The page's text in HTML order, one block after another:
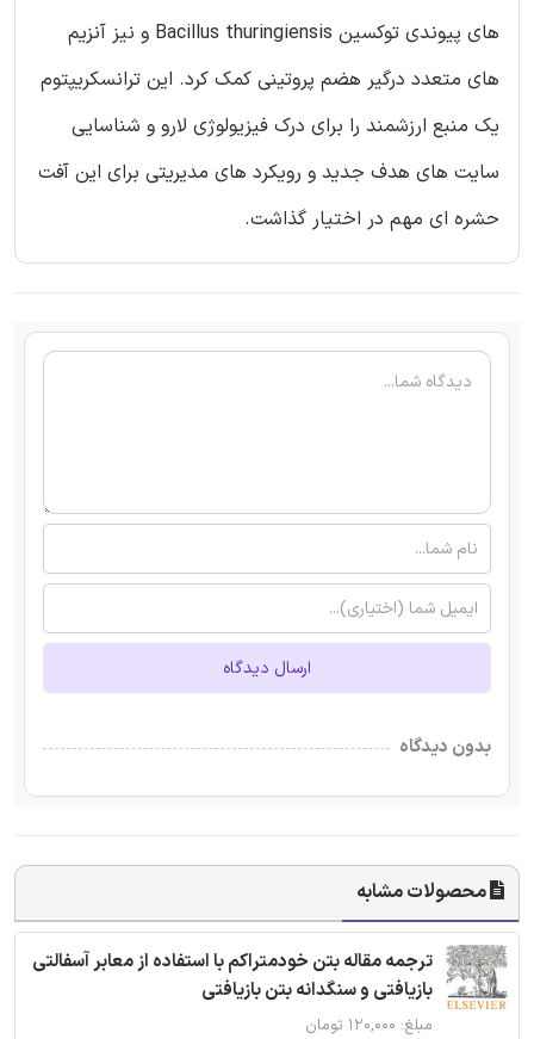
های پیوندی توکسین Bacillus thuringiensis و نیز آنزیم
های متعدد درگیر هضم پروتینی کمک کرد. این ترانسکریپتوم
یک منبع ارزشمند را برای درک فیزیولوژی لارو و شناسایی
سایت های هدف جدید و رویکرد های مدیریتی برای این آفت
حشره ای مهم در اختیار گذاشت.
ارسال دیدگاه
بدون دیدگاه
محصولات مشابه
ترجمه مقاله بتن خودمتراکم با استفاده از معابر آسفالتی
بازیافتی و سنگدانه بتن بازیافتی
مبلغ: ۱۲۰,۰۰۰ تومان